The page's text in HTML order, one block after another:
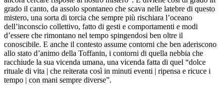
grado il canto, da assolo spontaneo che scava nelle latebre di questo
mistero, una sorta di torcia che sempre più rischiara l’oceano
dell’inconscio collettivo, fatto di gesti e comportamenti e modi
d’essere che rimontano nel tempo spingendosi ben oltre il
conoscibile. E anche il contesto assume contorni che ben aderiscono
allo stato d’animo della Toffanin, i contorni di quella nebbia che
racchiude la sua vicenda umana, una vicenda fatta di quel “dolce
rituale di vita | che reiterata così in minuti eventi | ripensa e ricuce i
tempo | con mani sempre diverse”.